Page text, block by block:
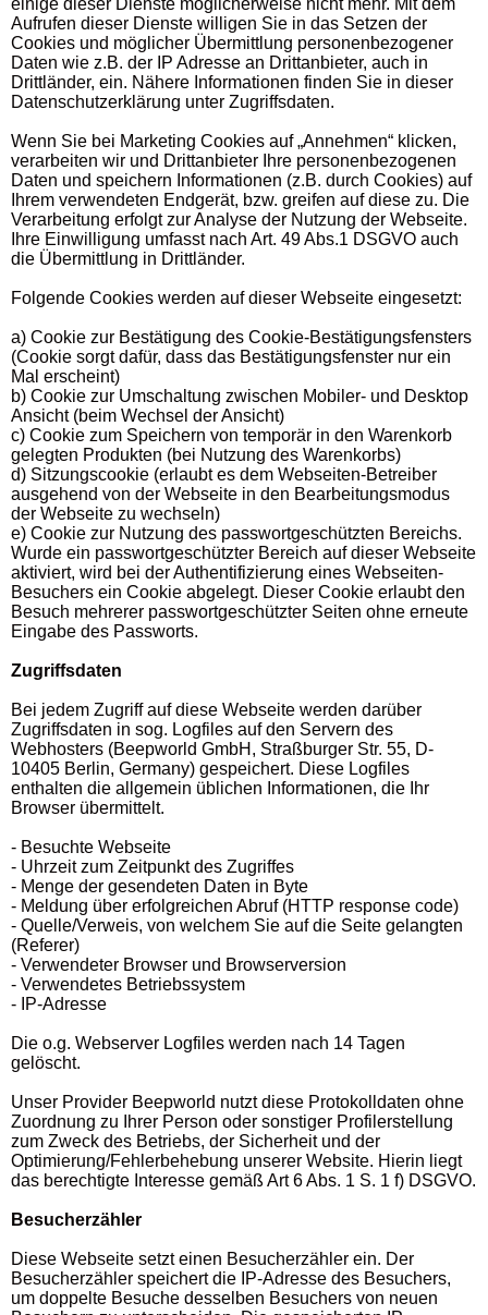
Aufrufen dieser Dienste willigen Sie in das Setzen der
Cookies und möglicher Übermittlung personenbezogener
Daten wie z.B. der IP Adresse an Drittanbieter, auch in
Drittländer, ein. Nähere Informationen finden Sie in dieser
Datenschutzerklärung unter Zugriffsdaten.
Wenn Sie bei Marketing Cookies auf „Annehmen“ klicken,
verarbeiten wir und Drittanbieter Ihre personenbezogenen
Daten und speichern Informationen (z.B. durch Cookies) auf
Ihrem verwendeten Endgerät, bzw. greifen auf diese zu. Die
Verarbeitung erfolgt zur Analyse der Nutzung der Webseite.
Ihre Einwilligung umfasst nach Art. 49 Abs.1 DSGVO auch
die Übermittlung in Drittländer.
Folgende Cookies werden auf dieser Webseite eingesetzt:
a) Cookie zur Bestätigung des Cookie-Bestätigungsfensters
(Cookie sorgt dafür, dass das Bestätigungsfenster nur ein
Mal erscheint)
b) Cookie zur Umschaltung zwischen Mobiler- und Desktop
Ansicht (beim Wechsel der Ansicht)
c) Cookie zum Speichern von temporär in den Warenkorb
gelegten Produkten (bei Nutzung des Warenkorbs)
d) Sitzungscookie (erlaubt es dem Webseiten-Betreiber
ausgehend von der Webseite in den Bearbeitungsmodus
der Webseite zu wechseln)
e) Cookie zur Nutzung des passwortgeschützten Bereichs.
Wurde ein passwortgeschützter Bereich auf dieser Webseite
aktiviert, wird bei der Authentifizierung eines Webseiten-
Besuchers ein Cookie abgelegt. Dieser Cookie erlaubt den
Besuch mehrerer passwortgeschützter Seiten ohne erneute
Eingabe des Passworts.
Zugriffsdaten
Bei jedem Zugriff auf diese Webseite werden darüber
Zugriffsdaten in sog. Logfiles auf den Servern des
Webhosters (Beepworld GmbH, Straßburger Str. 55, D-
10405 Berlin, Germany) gespeichert. Diese Logfiles
enthalten die allgemein üblichen Informationen, die Ihr
Browser übermittelt.
- Besuchte Webseite
- Uhrzeit zum Zeitpunkt des Zugriffes
- Menge der gesendeten Daten in Byte
- Meldung über erfolgreichen Abruf (HTTP response code)
- Quelle/Verweis, von welchem Sie auf die Seite gelangten
(Referer)
- Verwendeter Browser und Browserversion
- Verwendetes Betriebssystem
- IP-Adresse
Die o.g. Webserver Logfiles werden nach 14 Tagen
gelöscht.
Unser Provider Beepworld nutzt diese Protokolldaten ohne
Zuordnung zu Ihrer Person oder sonstiger Profilerstellung
zum Zweck des Betriebs, der Sicherheit und der
Optimierung/Fehlerbehebung unserer Website. Hierin liegt
das berechtigte Interesse gemäß Art 6 Abs. 1 S. 1 f) DSGVO.
Besucherzähler
Diese Webseite setzt einen Besucherzähler ein. Der
Besucherzähler speichert die IP-Adresse des Besuchers,
um doppelte Besuche desselben Besuchers von neuen